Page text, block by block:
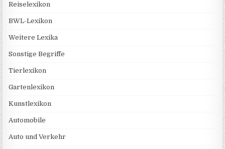
Reiselexikon
BWL-Lexikon
Weitere Lexika
Sonstige Begriffe
Tierlexikon
Gartenlexikon
Kunstlexikon
Automobile
Auto und Verkehr